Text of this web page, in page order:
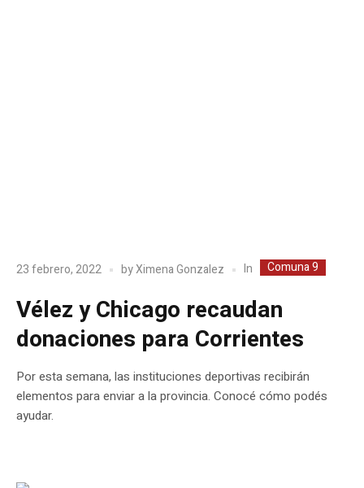
23 febrero, 2022 byXimena Gonzalez In Comuna 9
Vélez y Chicago recaudan
donaciones para Corrientes
Por esta semana, las instituciones deportivas recibirán
elementos para enviar a la provincia. Conocé cómo podés
ayudar.